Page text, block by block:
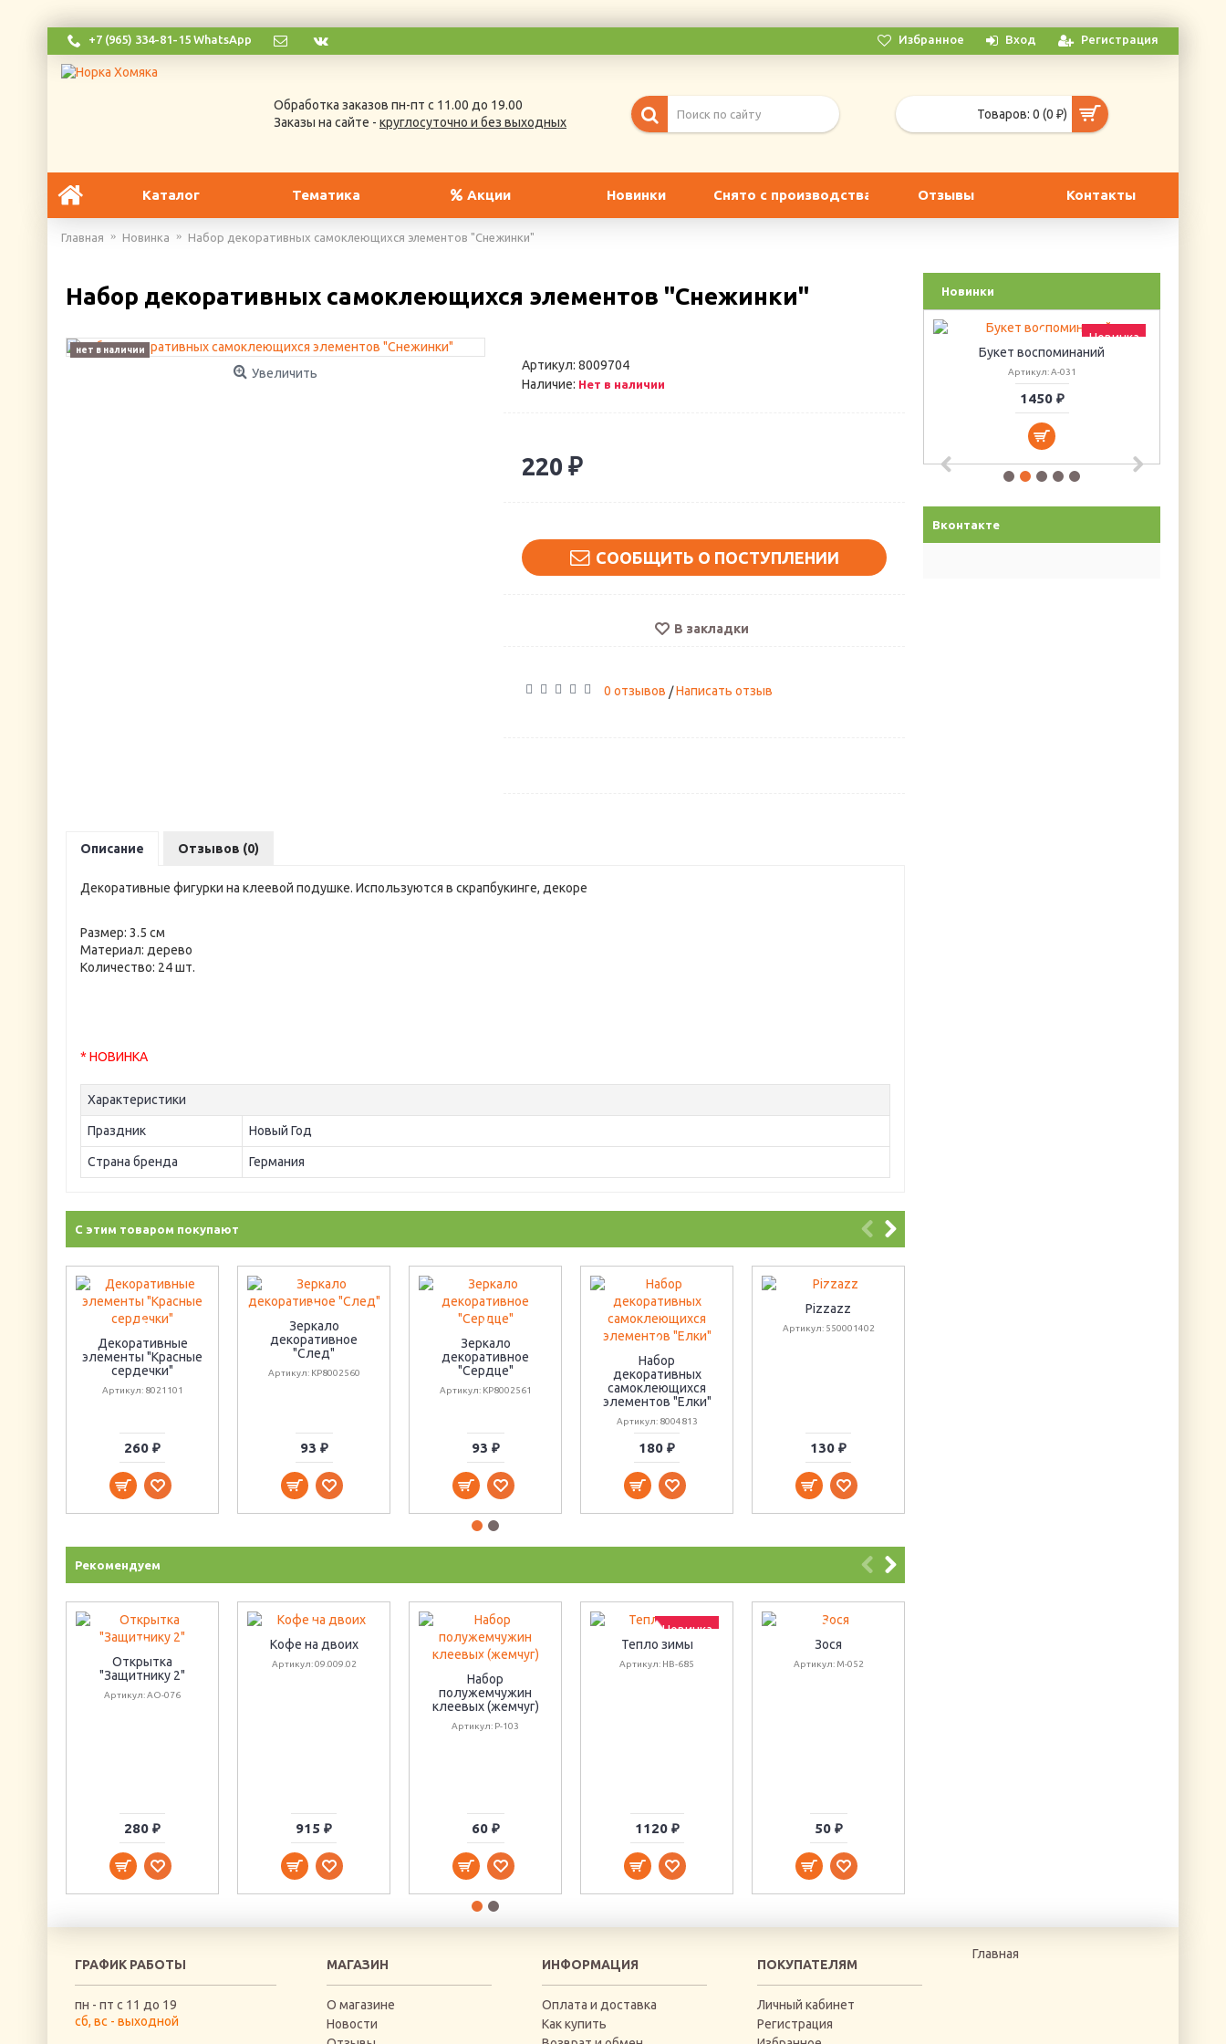
+7 (965) 334-81-15 WhatsApp Избранное Вход Регистрация
Обработка заказов пн-пт с 11.00 до 19.00
Заказы на сайте - круглосуточно и без выходных
Товаров: 0 (0 ₽)
Каталог Тематика Акции Новинки Снято с производства Отзывы Контакты
Главная Новинка Набор декоративных самоклеющихся элементов "Снежинки"
Новинки
Новинка
Букет воспоминаний
Артикул: А-031
1450 ₽
Вконтакте
Набор декоративных самоклеющихся элементов "Снежинки"
нет в наличии
Увеличить
Артикул: 8009704
Наличие: Нет в наличии
220 ₽
СООБЩИТЬ О ПОСТУПЛЕНИИ
В закладки
0 отзывов /Написать отзыв
Описание Отзывов (0)
Декоративные фигурки на клеевой подушке. Используются в скрапбукинге, декоре
Размер: 3.5 см
Материал: дерево
Количество: 24 шт.
* НОВИНКА
Характеристики
Праздник Новый Год
Страна бренда Германия
С этим товаром покупают
Декоративные
элементы "Красные
сердечки"
Артикул: 8021101
260 ₽
Зеркало
декоративное
"След"
Артикул: KP8002560
93 ₽
Зеркало
декоративное
"Сердце"
Артикул: KP8002561
93 ₽
Набор
декоративных
самоклеющихся
элементов "Елки"
Артикул: 8004813
180 ₽
Pizzazz
Артикул: 550001402
130 ₽
Рекомендуем
Открытка
"Защитнику 2"
Артикул: АО-076
280 ₽
Кофе на двоих
Артикул: 09.009.02
915 ₽
Набор
полужемчужин
клеевых (жемчуг)
Артикул: Р-103
60 ₽
Новинка
Тепло зимы
Артикул: НВ-685
1120 ₽
Зося
Артикул: М-052
50 ₽
ГРАФИК РАБОТЫ
пн - пт с 11 до 19
сб, вс - выходной
МАГАЗИН
О магазине
Новости
ИНФОРМАЦИЯ
Оплата и доставка
Как купить
ПОКУПАТЕЛЯМ
Личный кабинет
Регистрация
Главная